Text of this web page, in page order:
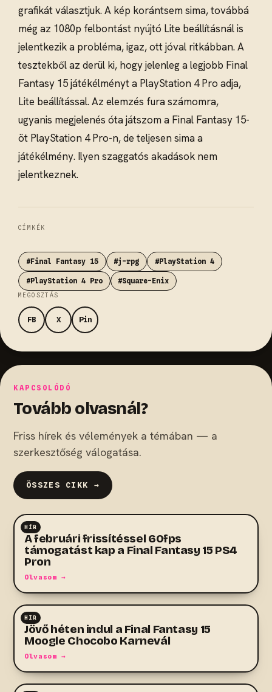
grafikát választjuk. A kép korántsem sima, továbbá
még az 1080p felbontást nyújtó Lite beállításnál is
jelentkezik a probléma, igaz, ott jóval ritkábban. A
tesztekből az derül ki, hogy jelenleg a legjobb Final
Fantasy 15 játékélményt a PlayStation 4 Pro adja,
Lite beállítással. Az elemzés fura számomra,
ugyanis megjelenés óta játszom a Final Fantasy 15-
öt PlayStation 4 Pro-n, de teljesen sima a
játékélmény. Ilyen szaggatós akadások nem
jelentkeznek.
CÍMKÉK
#Final Fantasy 15 #j-rpg #PlayStation 4
#PlayStation 4 Pro #Square-Enix
MEGOSZTÁS
FB X Pin
KAPCSOLÓDÓ
Tovább olvasnál?
Friss hírek és vélemények a témában — a
szerkesztőség válogatása.
ÖSSZES CIKK →
HÍR
RPG
A februári frissítéssel 60fps
támogatást kap a Final Fantasy 15 PS4
Pron
Olvasom →
HÍR
RPG
Jövő héten indul a Final Fantasy 15
Moogle Chocobo Karnevál
Olvasom →